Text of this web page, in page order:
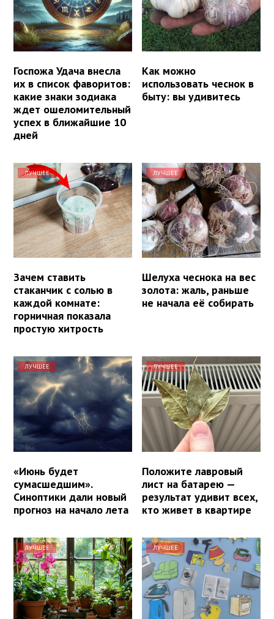
Госпожа Удача внесла
их в список фаворитов:
какие знаки зодиака
ждет ошеломительный
успех в ближайшие 10
дней
Как можно
использовать чеснок в
быту: вы удивитесь
ЛУЧШЕЕ
Зачем ставить
стаканчик с солью в
каждой комнате:
горничная показала
простую хитрость
ЛУЧШЕЕ
Шелуха чеснока на вес
золота: жаль, раньше
не начала её собирать
ЛУЧШЕЕ
«Июнь будет
сумасшедшим».
Синоптики дали новый
прогноз на начало лета
ЛУЧШЕЕ
Положите лавровый
лист на батарею —
результат удивит всех,
кто живет в квартире
ЛУЧШЕЕ ЛУЧШЕЕ